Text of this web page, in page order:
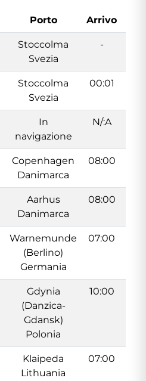
Porto Arrivo
Stoccolma
Svezia
-
Stoccolma
Svezia
00:01
In
navigazione
N/:A
Copenhagen
Danimarca
08:00
Aarhus
Danimarca
08:00
Warnemunde
(Berlino)
Germania
07:00
Gdynia
(Danzica-
Gdansk)
Polonia
10:00
Klaipeda
Lithuania
07:00